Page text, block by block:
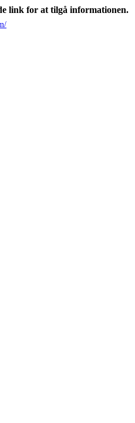
link for at tilgå informationen.